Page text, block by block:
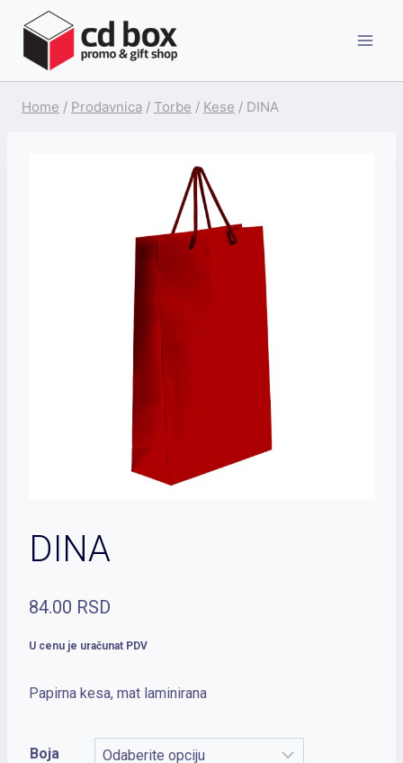
content
Home / Prodavnica / Torbe / Kese / DINA
DINA
84.00 RSD
U cenu je uračunat PDV
Papirna kesa, mat laminirana
Boja